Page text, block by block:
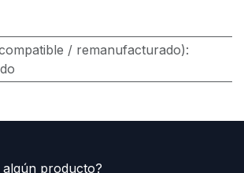
/ remanufacturado):
producto?